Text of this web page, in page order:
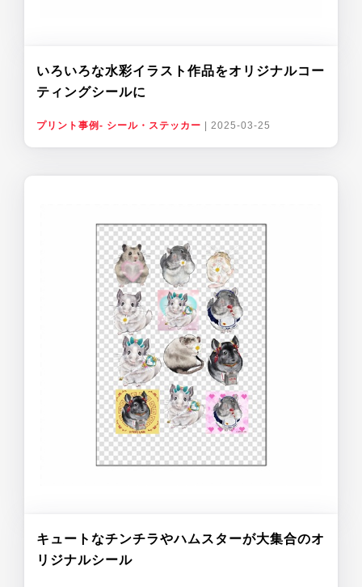
いろいろな水彩イラスト作品をオリジナルコー
ティングシールに
プリント事例- シール・ステッカー 2025-03-25
キュートなチンチラやハムスターが大集合のオ
リジナルシール